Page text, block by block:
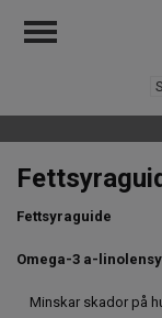
Fettsyraguide
Omega-3 a-
Minskar skador